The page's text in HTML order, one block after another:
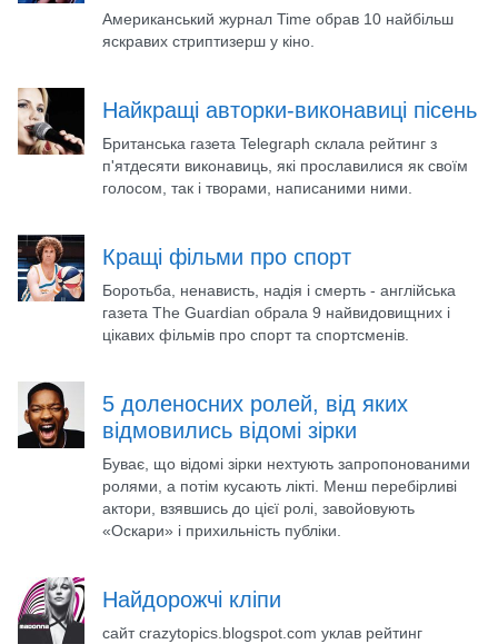
Американський журнал Time обрав 10 найбільш
яскравих стриптизерш у кіно.
Найкращі авторки-виконавиці пісень
Британська газета Telegraph склала рейтинг з
п'ятдесяти виконавиць, які прославилися як своїм
голосом, так і творами, написаними ними.
Кращі фільми про спорт
Боротьба, ненависть, надія і смерть - англійська
газета The Guardian обрала 9 найвидовищних і
цікавих фільмів про спорт та спортсменів.
5 доленосних ролей, від яких
відмовились відомі зірки
Буває, що відомі зірки нехтують запропонованими
ролями, а потім кусають лікті. Менш перебірливі
актори, взявшись до цієї ролі, завойовують
«Оскари» і прихильність публіки.
Найдорожчі кліпи
сайт crazytopics.blogspot.com уклав рейтинг